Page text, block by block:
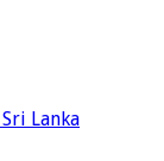
Lanka